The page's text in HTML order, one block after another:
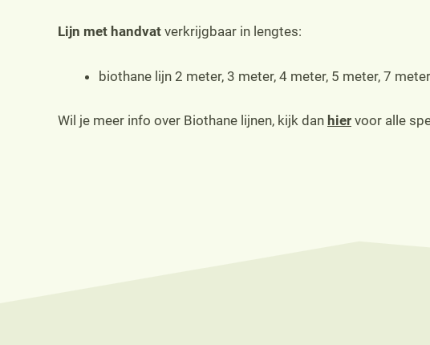
Lijn met handvat verkrijgbaar in lengtes:
biothane lijn 2 meter, 3 meter, 4 meter, 5 meter, 7
Wil je meer info over Biothane lijnen, kijk dan hier voor alle